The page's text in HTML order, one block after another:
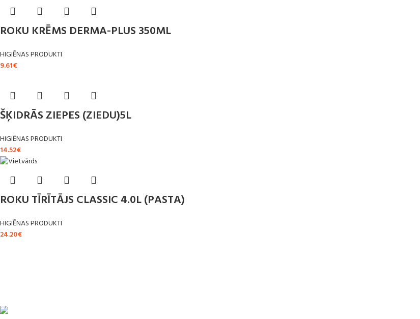
ROKU KRĒMS DERMA-PLUS 350ML
HIGIĒNAS PRODUKTI
9.61€
ŠĶIDRĀS ZIEPES (ZIEDU)5L
HIGIĒNAS PRODUKTI
14.52€
ROKU TĪRĪTĀJS CLASSIC 4.0L (PASTA)
HIGIĒNAS PRODUKTI
24.20€